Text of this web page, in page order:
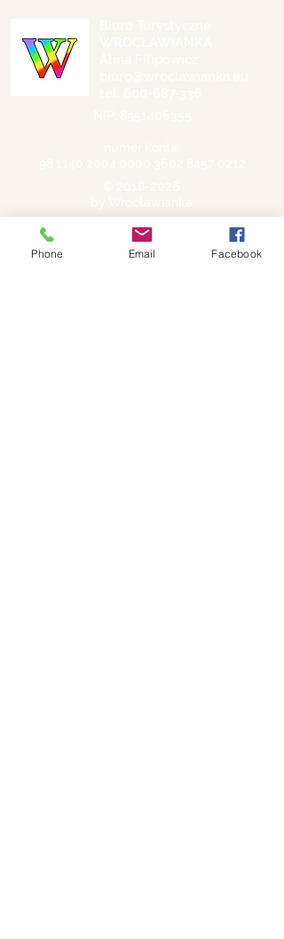
Polityka prywatności
Phone Email Facebook